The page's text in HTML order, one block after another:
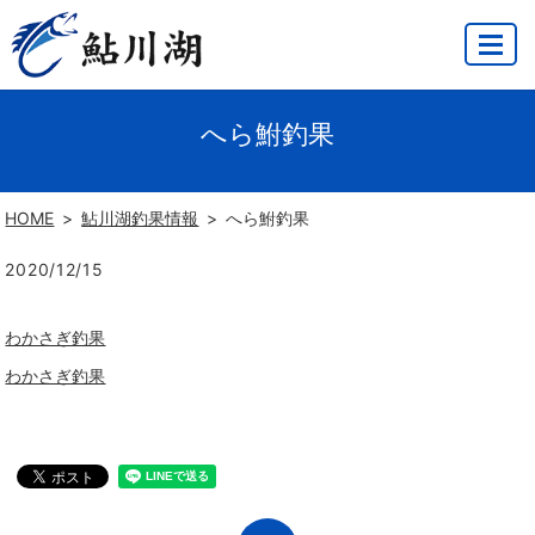
MENU
へら鮒釣果
HOME 鮎川湖釣果情報 へら鮒釣果
2020/12/15
わかさぎ釣果
わかさぎ釣果